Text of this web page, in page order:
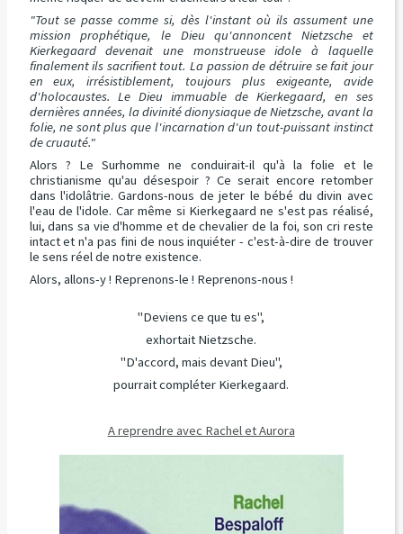
"Tout se passe comme si, dès l'instant où ils assument une
mission prophétique, le Dieu qu'annoncent Nietzsche et
Kierkegaard devenait une monstrueuse idole à laquelle
finalement ils sacrifient tout. La passion de détruire se fait jour
en eux, irrésistiblement, toujours plus exigeante, avide
d'holocaustes. Le Dieu immuable de Kierkegaard, en ses
dernières années, la divinité dionysiaque de Nietzsche, avant la
folie, ne sont plus que l'incarnation d'un tout-puissant instinct
de cruauté."
Alors ? Le Surhomme ne conduirait-il qu'à la folie et le
christianisme qu'au désespoir ? Ce serait encore retomber
dans l'idolâtrie. Gardons-nous de jeter le bébé du divin avec
l'eau de l'idole. Car même si Kierkegaard ne s'est pas réalisé,
lui, dans sa vie d'homme et de chevalier de la foi, son cri reste
intact et n'a pas fini de nous inquiéter - c'est-à-dire de trouver
le sens réel de notre existence.
Alors, allons-y ! Reprenons-le ! Reprenons-nous !
"Deviens ce que tu es",
exhortait Nietzsche.
"D'accord, mais devant Dieu",
pourrait compléter Kierkegaard.
A reprendre avec Rachel et Aurora